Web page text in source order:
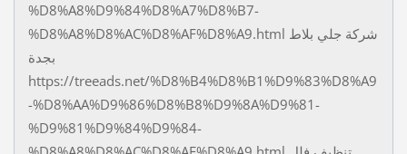
%D8%A8%D9%84%D8%A7%D8%B7-
%D8%A8%D8%AC%D8%AF%D8%A9.html شركة جلي بلاط
بجدة
https://treeads.net/%D8%B4%D8%B1%D9%83%D8%A9
-%D8%AA%D9%86%D8%B8%D9%8A%D9%81-
%D9%81%D9%84%D9%84-